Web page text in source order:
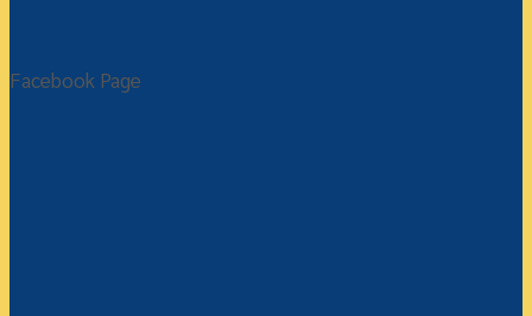
Facebook Page